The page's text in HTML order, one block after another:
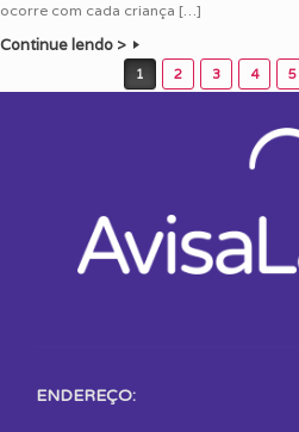
ocorre com cada criança […]
Continue lendo >
1 2 3 4 5
ENDEREÇO: